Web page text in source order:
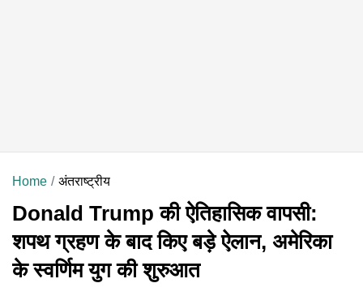
Home अंतराष्ट्रीय
Donald Trump की ऐतिहासिक वापसी:
शपथ ग्रहण के बाद किए बड़े ऐलान, अमेरिका
के स्वर्णिम युग की शुरुआत